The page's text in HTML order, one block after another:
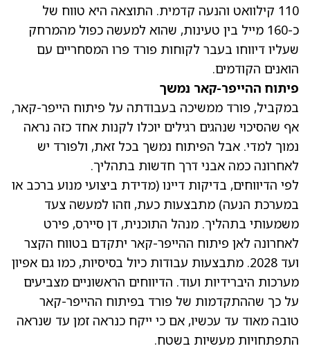
110 קילוואט והנעה קדמית. התוצאה היא טווח של
כ-160 מייל בין טעינות, שהוא למעשה כפול מהמרחק
שעליו דיווחו בעבר לקוחות פורד פרו המסחריים עם
הואנים הקודמים.
פיתוח ההייפר-קאר נמשך
במקביל, פורד ממשיכה בעבודתה על פיתוח הייפר-קאר,
אף שהסיכוי שנהגים רגילים יוכלו לקנות אחד כזה נראה
נמוך למדי. אבל הפיתוח נמשך בכל זאת, ולפורד יש
לאחרונה כמה אבני דרך חדשות בתהליך.
לפי הדיווחים, בדיקות דיינו (מדידת ביצועי מנוע ברכב או
במערכת הנעה) מתבצעות כעת, וזהו למעשה צעד
משמעותי בתהליך. מנהל התוכנית, דן סיירס, פירט
לאחרונה לאן פיתוח ההייפר-קאר יתקדם בטווח הקצר
ועד 2028. מתבצעות עבודות כיול בסיסיות, כמו גם אפיון
מערכות היברידיות ועוד. הדיווחים הראשוניים מצביעים
על כך שההתקדמות של פורד בפיתוח ההייפר-קאר
טובה מאוד עד עכשיו, אם כי ייקח כנראה זמן עד שנראה
התפתחויות מעשיות בשטח.